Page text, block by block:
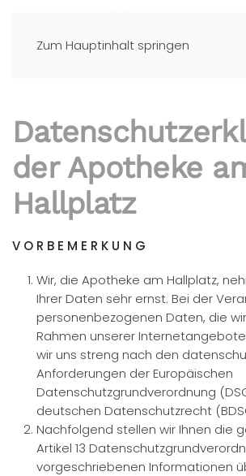
Zum Hauptinhalt springen
der Apotheke
Hallplatz
V O R B E M E R K U N G
Wir, die Apotheke am Hallplatz,
Ihrer Daten sehr ernst. Bei der
personenbezogenen Daten, die wir
Rahmen unserer
wir uns streng nach den
Anforderungen der Europäischen
Datenschutzgrundverordnung
deutschen Datenschutzrecht
Nachfolgend stellen wir Ihnen die
Artikel 13
vorgeschriebenen Informationen